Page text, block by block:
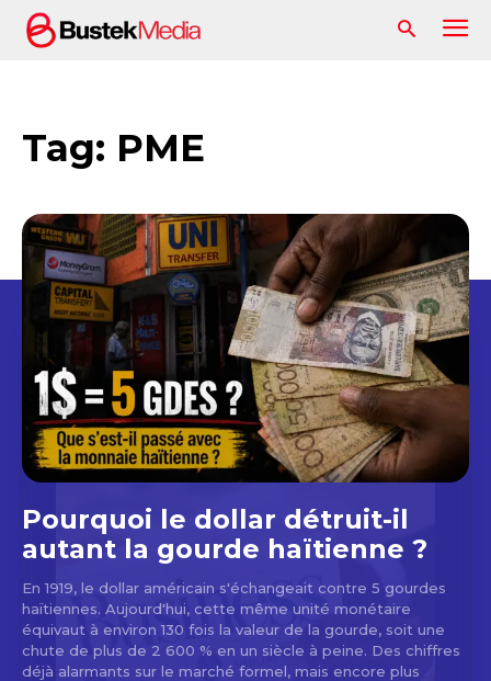
Tag: PME
Pourquoi le dollar détruit-il
autant la gourde haïtienne ?
En 1919, le dollar américain s'échangeait contre 5 gourdes
haïtiennes. Aujourd'hui, cette même unité monétaire
équivaut à environ 130 fois la valeur de la gourde, soit une
chute de plus de 2 600 % en un siècle à peine. Des chiffres
déjà alarmants sur le marché formel, mais encore plus